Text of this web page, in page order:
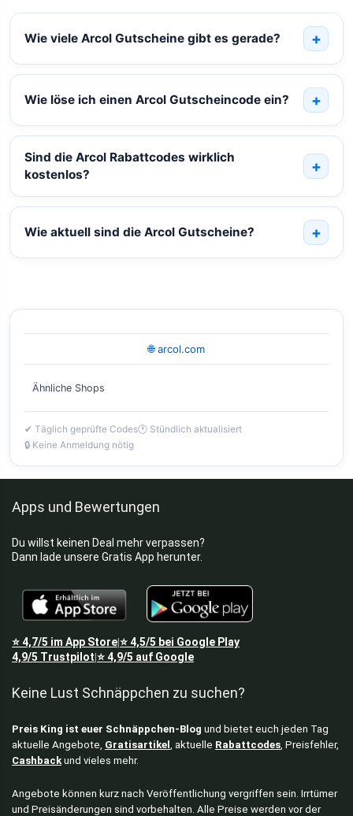
Wie viele Arcol Gutscheine gibt es gerade?
Wie löse ich einen Arcol Gutscheincode ein?
Sind die Arcol Rabattcodes wirklich
kostenlos?
Wie aktuell sind die Arcol Gutscheine?
🌐 arcol.com
Ähnliche Shops
✔ Täglich geprüfte Codes🕐 Stündlich aktualisiert
🔒 Keine Anmeldung nötig
Apps und Bewertungen
Du willst keinen Deal mehr verpassen?
Dann lade unsere Gratis App herunter.
⭐4,7/5 im App Store⭐4,5/5 bei Google Play
4,9/5 Trustpilot ⭐4,9/5 auf Google
Keine Lust Schnäppchen zu suchen?
Preis King ist euer Schnäppchen-Blog und bietet euch jeden Tag
aktuelle Angebote, Gratisartikel , aktuelle Rabattcodes, Preisfehler,
Cashbackund vieles mehr.
Angebote können kurz nach Veröffentlichung vergriffen sein. Irrtümer
und Preisänderungen sind vorbehalten. Alle Preise werden vor der